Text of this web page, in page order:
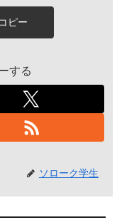
コピー
する
ソローク学生